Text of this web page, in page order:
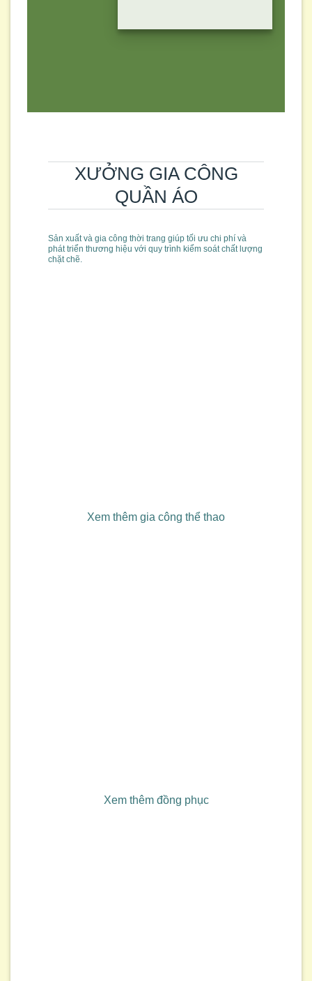
XƯỞNG GIA CÔNG
QUẦN ÁO
Sản xuất và gia công thời trang giúp tối ưu chi phí và
phát triển thương hiệu với quy trình kiểm soát chất lượng
chặt chẽ.
Xem thêm gia công thể thao
Xem thêm đồng phục